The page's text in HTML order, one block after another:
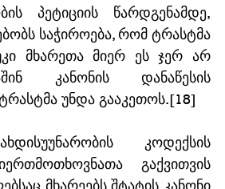
პეტიციის წარდგენამდე,
საჭიროება, რომ ტრასტმა
მხარეთა მიერ ეს ჯერ არ
კანონის დანაწესის
ტრასტმა უნდა გააკეთოს.[18]
კოდექსის
გაქვითვის
მხარეებს შტატის კანონი